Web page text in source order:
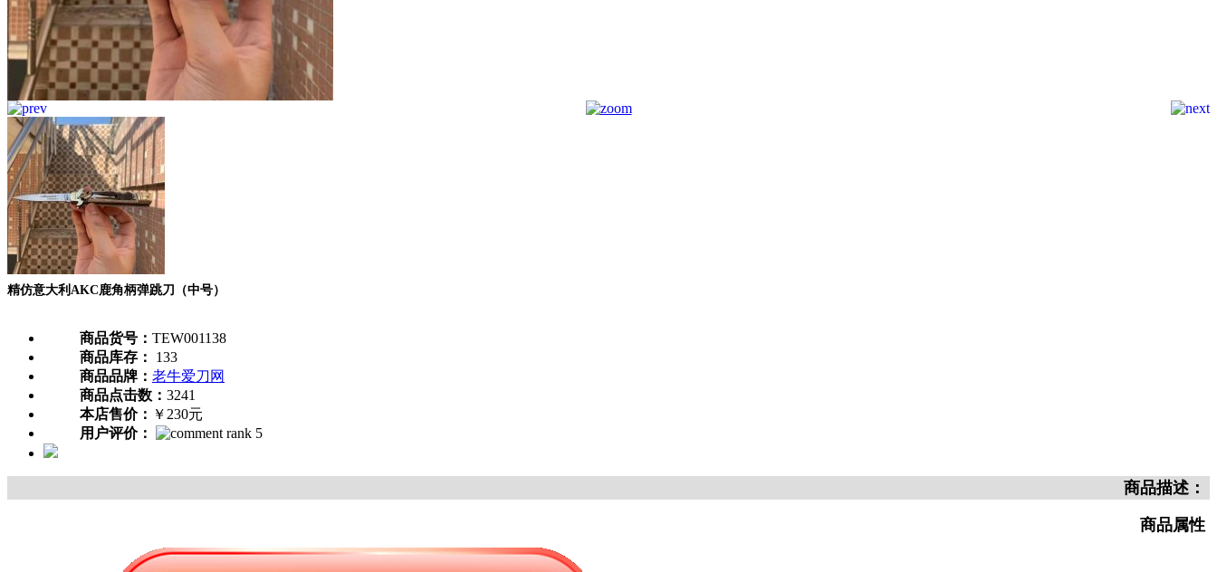
精仿意大利AKC鹿角柄弹跳刀（中号）
商品货号： TEW001138
商品库存：
133
商品品牌： 老牛爱刀网
商品点击数： 3241
本店售价： ￥230元
用户评价：
商品描述：
商品属性